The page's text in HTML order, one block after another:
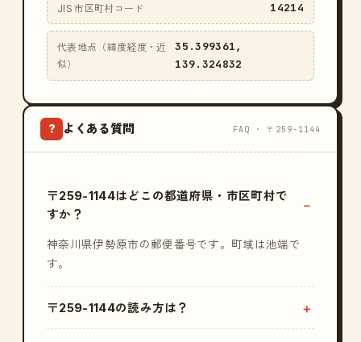
JIS 市区町村コード 14214
代表地点（緯度経度・近
似）
35.399361,
139.324832
? よくある質問 FAQ · 〒259-1144
〒259-1144はどこの都道府県・市区町村で
すか？
神奈川県伊勢原市の郵便番号です。町域は池端で
す。
〒259-1144の読み方は？